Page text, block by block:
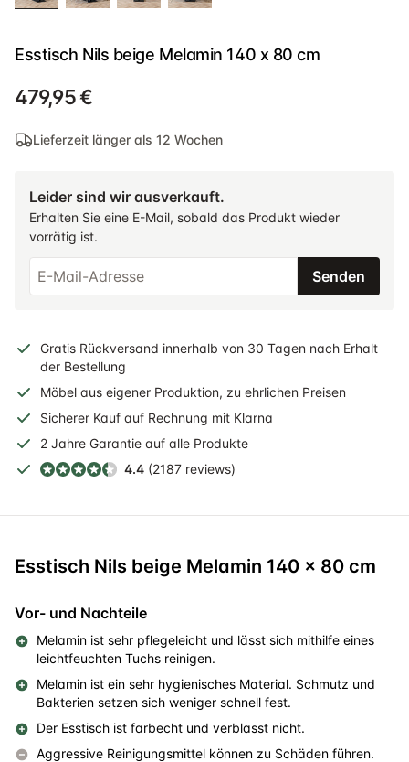
Esstisch Nils beige Melamin 140 x 80 cm
479,95 €
Lieferzeit länger als 12 Wochen
Leider sind wir ausverkauft.
Erhalten Sie eine E-Mail, sobald das Produkt wieder
vorrätig ist.
Senden
Gratis Rückversand innerhalb von 30 Tagen nach Erhalt
der Bestellung
Möbel aus eigener Produktion, zu ehrlichen Preisen
Sicherer Kauf auf Rechnung mit Klarna
2 Jahre Garantie auf alle Produkte
4.4 (2187 reviews)
Esstisch Nils beige Melamin 140 x 80 cm
Vor- und Nachteile
Melamin ist sehr pflegeleicht und lässt sich mithilfe eines
leichtfeuchten Tuchs reinigen.
Melamin ist ein sehr hygienisches Material. Schmutz und
Bakterien setzen sich weniger schnell fest.
Der Esstisch ist farbecht und verblasst nicht.
Aggressive Reinigungsmittel können zu Schäden führen.